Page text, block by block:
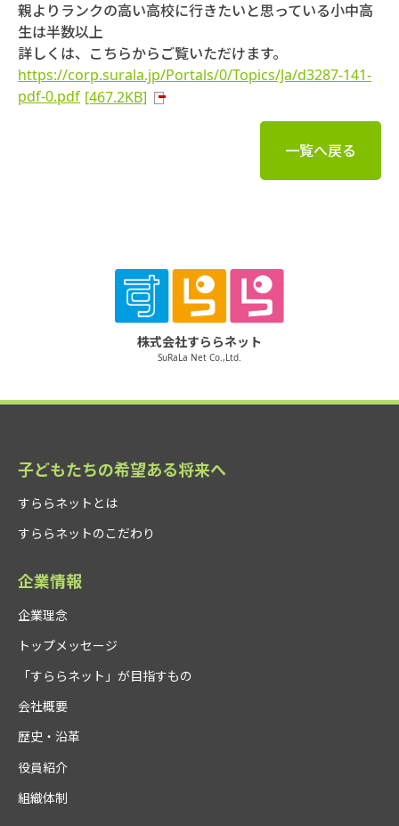
親よりランクの高い高校に行きたいと思っている小中高
生は半数以上
詳しくは、こちらからご覧いただけます。
https://corp.surala.jp/Portals/0/Topics/Ja/d3287-141-
pdf-0.pdf [467.2KB]
一覧へ戻る
株式会社すららネット
SuRaLa Net Co.,Ltd.
子どもたちの希望ある将来へ
すららネットとは
すららネットのこだわり
企業情報
企業理念
トップメッセージ
「すららネット」が目指すもの
会社概要
歴史・沿革
役員紹介
組織体制